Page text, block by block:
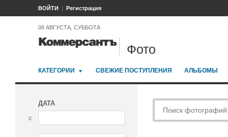
ВОЙТИ Регистрация
08 АВГУСТА, СУББОТА
Фото
КАТЕГОРИИ СВЕЖИЕ ПОСТУПЛЕНИЯ АЛЬБОМЫ
ДАТА
с